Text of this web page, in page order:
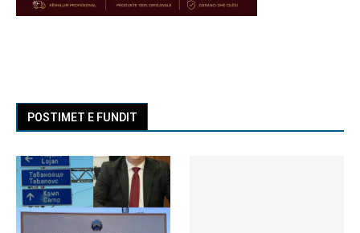
POSTIMET E FUNDIT